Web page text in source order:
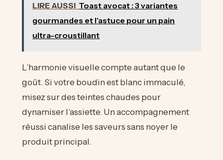
LIRE AUSSI Toast avocat : 3 variantes
gourmandes et l'astuce pour un pain
ultra-croustillant
L’harmonie visuelle compte autant que le
goût. Si votre boudin est blanc immaculé,
misez sur des teintes chaudes pour
dynamiser l’assiette. Un accompagnement
réussi canalise les saveurs sans noyer le
produit principal.